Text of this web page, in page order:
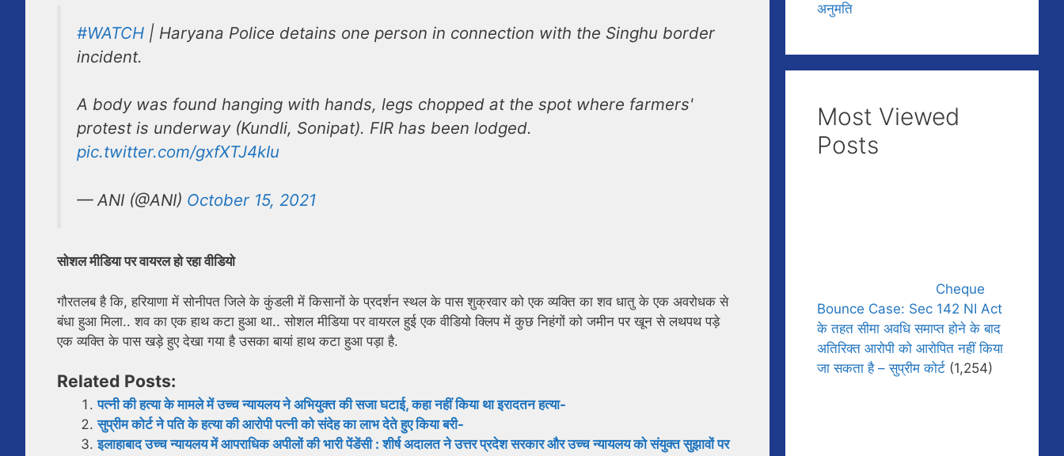
#WATCH | Haryana Police detains one person in connection with the Singhu border
incident.
A body was found hanging with hands, legs chopped at the spot where farmers'
protest is underway (Kundli, Sonipat). FIR has been lodged.
pic.twitter.com/gxfXTJ4kIu
— ANI (@ANI) October 15, 2021
सोशल मीडिया पर वायरल हो रहा वीडियो
गौरतलब है कि, हरियाणा में सोनीपत जिले के कुंडली में किसानों के प्रदर्शन स्थल के पास शुक्रवार को एक व्यक्ति का शव धातु के एक अवरोधक से
बंधा हुआ मिला.. शव का एक हाथ कटा हुआ था.. सोशल मीडिया पर वायरल हुई एक वीडियो क्लिप में कुछ निहंगों को जमीन पर खून से लथपथ पड़े
एक व्यक्ति के पास खड़े हुए देखा गया है उसका बायां हाथ कटा हुआ पड़ा है.
Related Posts:
पत्नी की हत्या के मामले में उच्च न्यायलय ने अभियुक्त की सजा घटाई, कहा नहीं किया था इरादतन हत्या-
सुप्रीम कोर्ट ने पति के हत्या की आरोपी पत्नी को संदेह का लाभ देते हुए किया बरी-
इलाहाबाद उच्च न्यायलय में आपराधिक अपीलों की भारी पेंडेंसी : शीर्ष अदालत ने उत्तर प्रदेश सरकार और उच्च न्यायलय को संयुक्त सुझावों पर
अनुमति
Most Viewed
Posts
Cheque
Bounce Case: Sec 142 NI Act
के तहत सीमा अवधि समाप्त होने के बाद
अतिरिक्त आरोपी को आरोपित नहीं किया
जा सकता है – सुप्रीम कोर्ट (1,254)